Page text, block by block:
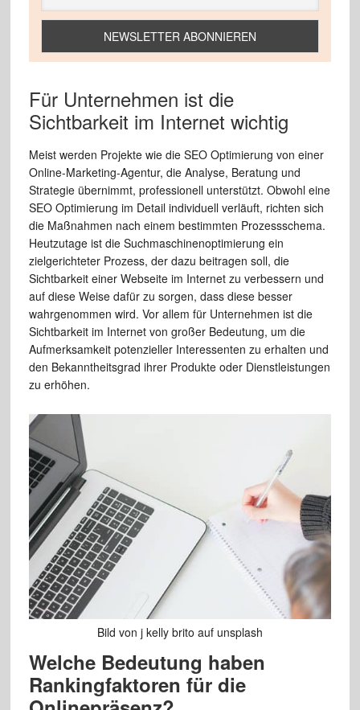
Für Unternehmen ist die
Sichtbarkeit im Internet wichtig
Meist werden Projekte wie die SEO Optimierung von einer
Online-Marketing-Agentur, die Analyse, Beratung und
Strategie übernimmt, professionell unterstützt. Obwohl eine
SEO Optimierung im Detail individuell verläuft, richten sich
die Maßnahmen nach einem bestimmten Prozessschema.
Heutzutage ist die Suchmaschinenoptimierung ein
zielgerichteter Prozess, der dazu beitragen soll, die
Sichtbarkeit einer Webseite im Internet zu verbessern und
auf diese Weise dafür zu sorgen, dass diese besser
wahrgenommen wird. Vor allem für Unternehmen ist die
Sichtbarkeit im Internet von großer Bedeutung, um die
Aufmerksamkeit potenzieller Interessenten zu erhalten und
den Bekanntheitsgrad ihrer Produkte oder Dienstleistungen
zu erhöhen.
Bild von j kelly brito auf unsplash
Welche Bedeutung haben
Rankingfaktoren für die